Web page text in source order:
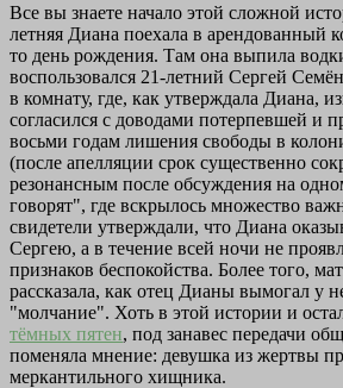
Все вы знаете начало этой сложной
летняя Диана поехала в арендованный
то день рождения. Там она выпила
воспользовался 21-летний Сергей
в комнату, где, как утверждала Диана,
согласился с доводами потерпевшей и
восьми годам лишения свободы в
(после апелляции срок существенно
резонансным после обсуждения на
говорят", где вскрылось множество
свидетели утверждали, что Диана
Сергею, а в течение всей ночи не
признаков беспокойства. Более того,
рассказала, как отец Дианы вымогал у
"молчание". Хоть в этой истории и
тёмных пятен, под занавес передачи
поменяла мнение: девушка из жертвы
меркантильного хищника.